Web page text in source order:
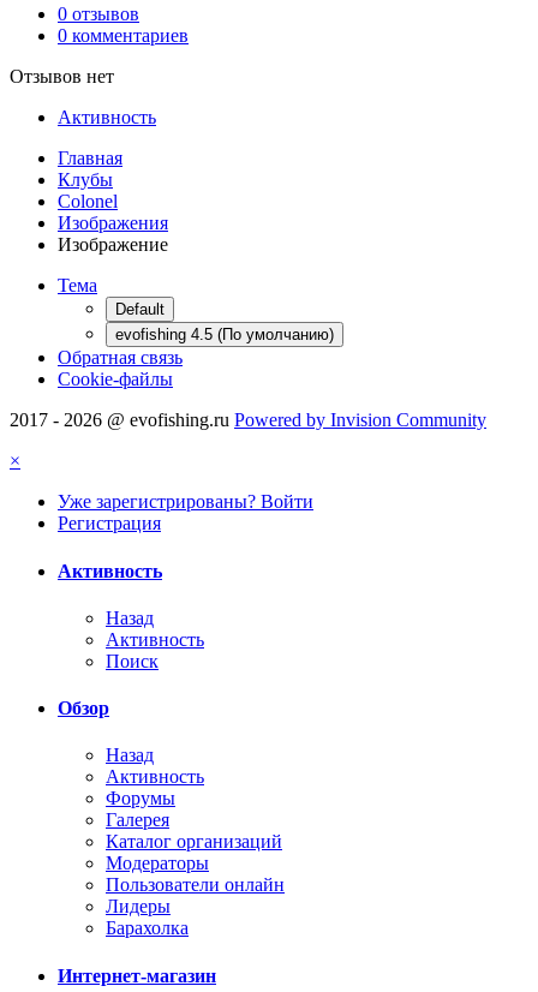
0 отзывов
0 комментариев
Отзывов нет
Активность
Главная
Клубы
Colonel
Изображения
Изображение
Тема
Default
evofishing 4.5 (По умолчанию)
Обратная связь
Cookie-файлы
2017 - 2026 @ evofishing.ru Powered by Invision Community
×
Уже зарегистрированы? Войти
Регистрация
Активность
Назад
Активность
Поиск
Обзор
Назад
Активность
Форумы
Галерея
Каталог организаций
Модераторы
Пользователи онлайн
Лидеры
Барахолка
Интернет-магазин